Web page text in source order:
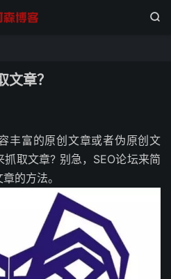

文章？
丰富的原创文章或者伪原创文
取文章? 别急，SEO论坛来简
的方法。